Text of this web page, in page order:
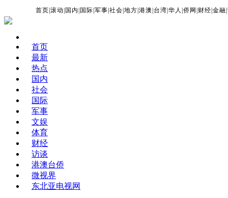
首页 |滚动 国内 国际 |军事 |社会 |地方 |港澳 台湾 |华人 |侨网 财经 |金融 |
首页
最新
热点
国内
社会
国际
军事
文娱
体育
财经
访谈
港澳台侨
微视界
东北亚电视网